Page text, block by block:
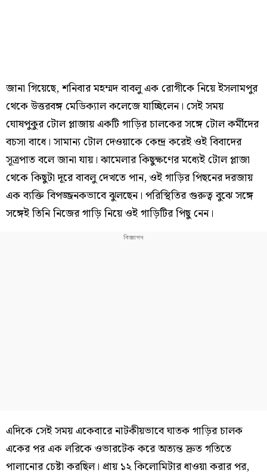
জানা গিয়েছে, শনিবার মহম্মদ বাবলু এক রোগীকে নিয়ে ইসলামপুর
থেকে উত্তরবঙ্গ মেডিক্যাল কলেজে যাচ্ছিলেন। সেই সময়
ঘোষপুকুর টোল প্লাজায় একটি গাড়ির চালকের সঙ্গে টোল কর্মীদের
বচসা বাধে। সামান্য টোল দেওয়াকে কেন্দ্র করেই ওই বিবাদের
সূত্রপাত বলে জানা যায়। ঝামেলার কিছুক্ষণের মধ্যেই টোল প্লাজা
থেকে কিছুটা দূরে বাবলু দেখতে পান, ওই গাড়ির পিছনের দরজায়
এক ব্যক্তি বিপজ্জনকভাবে ঝুলছেন। পরিস্থিতির গুরুত্ব বুঝে সঙ্গে
সঙ্গেই তিনি নিজের গাড়ি নিয়ে ওই গাড়িটির পিছু নেন।
এদিকে সেই সময় একেবারে নাটকীয়ভাবে ঘাতক গাড়ির চালক
একের পর এক লরিকে ওভারটেক করে অত্যন্ত দ্রুত গতিতে
পালানোর চেষ্টা করছিল। প্রায় ১২ কিলোমিটার ধাওয়া করার পর,